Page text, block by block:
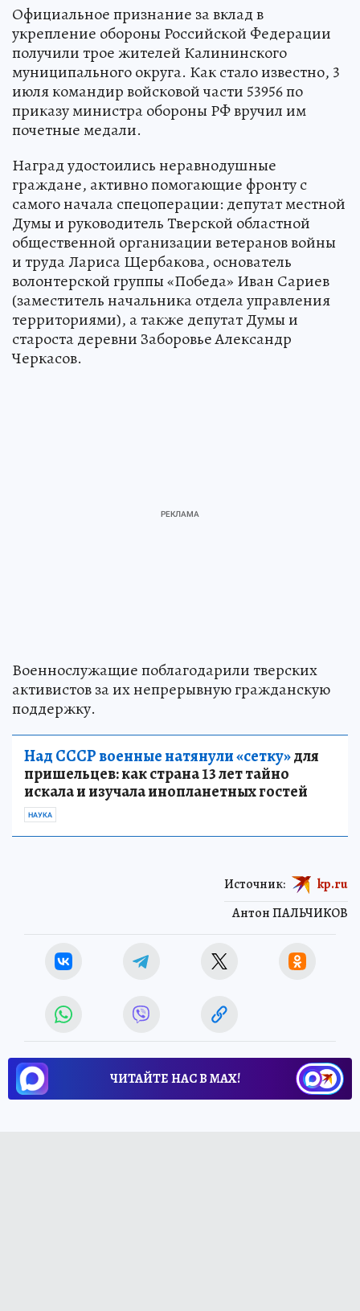
Официальное признание за вклад в
укрепление обороны Российской Федерации
получили трое жителей Калининского
муниципального округа. Как стало известно, 3
июля командир войсковой части 53956 по
приказу министра обороны РФ вручил им
почетные медали.
Наград удостоились неравнодушные
граждане, активно помогающие фронту с
самого начала спецоперации: депутат местной
Думы и руководитель Тверской областной
общественной организации ветеранов войны
и труда Лариса Щербакова, основатель
волонтерской группы «Победа» Иван Сариев
(заместитель начальника отдела управления
территориями), а также депутат Думы и
староста деревни Заборовье Александр
Черкасов.
Военнослужащие поблагодарили тверских
активистов за их непрерывную гражданскую
поддержку.
Над СССР военные натянули «сетку»для
пришельцев: как страна 13 лет тайно
искала и изучала инопланетных гостей
НАУКА
Антон ПАЛЬЧИКОВ
Источник: kp.ru
ЧИТАЙТЕ НАС В МАХ!